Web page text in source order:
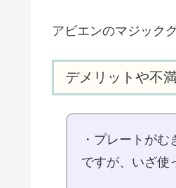
アビエンのマジック
デメリットや不
・プレートが
ですが、いざ使